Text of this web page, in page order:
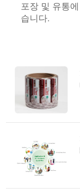
포장 및 유통
습니다.